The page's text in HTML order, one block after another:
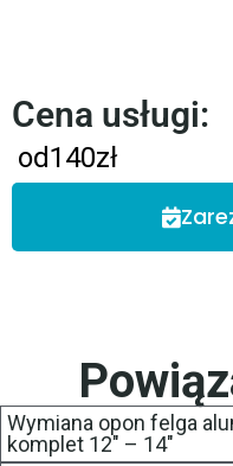
Cena usługi:
od140zł
Wymiana opon felga
komplet 12″ – 14″